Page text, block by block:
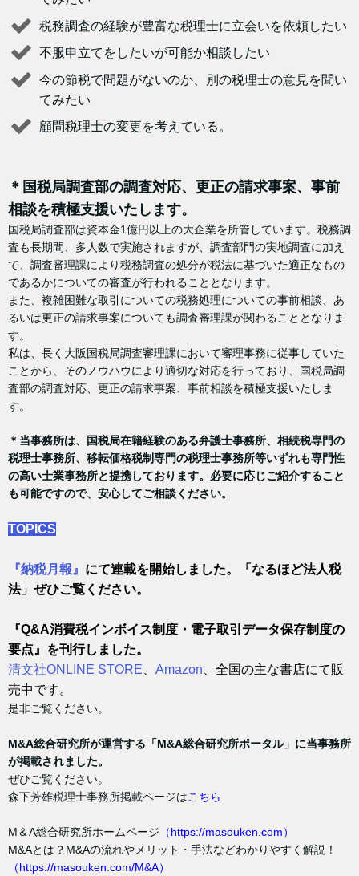
税務調査の経験が豊富な税理士に立会いを依頼したい
不服申立てをしたいが可能か相談したい
今の節税で問題がないのか、別の税理士の意見を聞い
てみたい
顧問税理士の変更を考えている。
＊国税局調査部の調査対応、更正の請求事案、事前
相談を積極支援いたします。
国税局調査部は資本金1億円以上の大企業を所管しています。税務調
査も長期間、多人数で実施されますが、調査部門の実地調査に加え
て、調査審理課により税務調査の処分が税法に基づいた適正なもの
であるかについての審査が行われることとなります。
また、複雑困難な取引についての税務処理についての事前相談、あ
るいは更正の請求事案についても調査審理課が関わることとなりま
す。
私は、長く大阪国税局調査審理課において審理事務に従事していた
ことから、そのノウハウにより適切な対応を行っており、国税局調
査部の調査対応、更正の請求事案、事前相談を積極支援いたしま
す。
＊当事務所は、国税局在籍経験のある弁護士事務所、相続税専門の
税理士事務所、移転価格税制専門の税理士事務所等いずれも専門性
の高い士業事務所と提携しております。必要に応じご紹介すること
も可能ですので、安心してご相談ください。
TOPICS
『納税月報』 にて連載を開始しました。「なるほど法人税
法」ぜひご覧ください。
『Q&A消費税インボイス制度・電子取引データ保存制度の
要点』を刊行しました。
清文社ONLINE STORE
Amazon 、全国の主な書店にて販
売中です。
是非ご覧ください。
M&A総合研究所が運営する「M&A総合研究所ポータル」に当事務所
が掲載されました。
ぜひご覧ください。
森下芳雄税理士事務所掲載ページはこちら
M＆A総合研究所ホームページ （https://masouken.com）
M&Aとは？M&Aの流れやメリット・手法などわかりやすく解説！
（https://masouken.com/M&A）